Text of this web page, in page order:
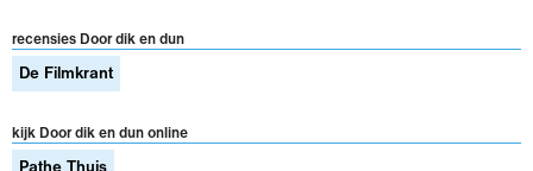
recensies Door dik en dun
De Filmkrant
kijk Door dik en dun online
Pathe Thuis